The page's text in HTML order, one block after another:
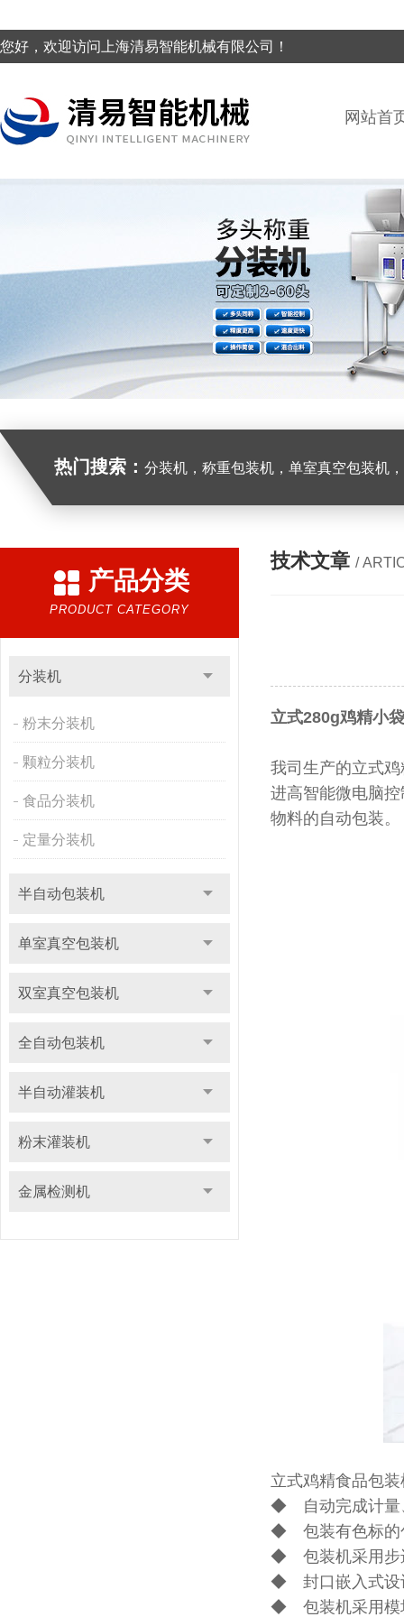
您好，欢迎访问上海清易智能机械有限公司！
网站首
热门搜索： 分装机，称重包装机，单室真空包装机，双室真
产品分类
PRODUCT CATEGORY
分装机
粉末分装机
颗粒分装机
食品分装机
定量分装机
半自动包装机
单室真空包装机
双室真空包装机
全自动包装机
半自动灌装机
粉末灌装机
金属检测机
技术文章 /
立式280g鸡精小
我司生产的立式
进高智能微电脑
物料的自动包装。
立式鸡精食品包
◆ 自动完成计量
◆ 包装有色标的
◆ 包装机采用步
◆ 封口嵌入式设
◆ 包装机采用模